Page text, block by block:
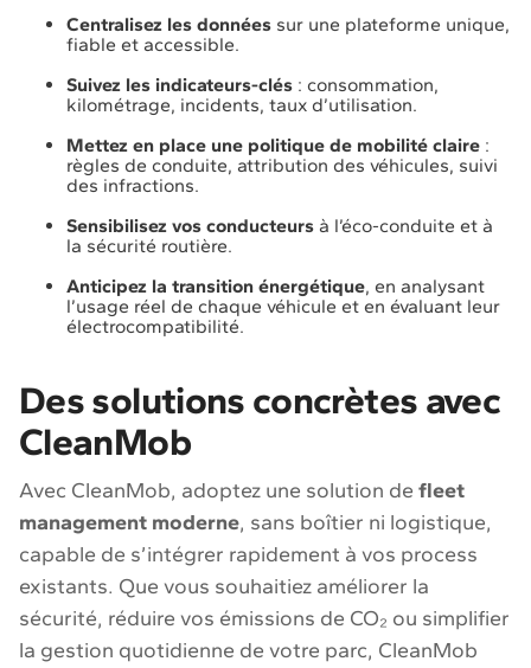
Centralisez les données sur une plateforme unique,
fiable et accessible.
Suivez les indicateurs-clés : consommation,
kilométrage, incidents, taux d’utilisation.
Mettez en place une politique de mobilité claire :
règles de conduite, attribution des véhicules, suivi
des infractions.
Sensibilisez vos conducteurs à l’éco-conduite et à
la sécurité routière.
Anticipez la transition énergétique, en analysant
l’usage réel de chaque véhicule et en évaluant leur
électrocompatibilité.
Des solutions concrètes avec
CleanMob
Avec CleanMob, adoptez une solution de fleet
management moderne, sans boîtier ni logistique,
capable de s’intégrer rapidement à vos process
existants. Que vous souhaitiez améliorer la
sécurité, réduire vos émissions de CO₂ ou simplifier
la gestion quotidienne de votre parc, CleanMob